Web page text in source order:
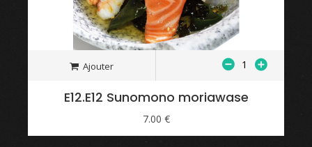
Ajouter
E12.E12 Sunomono moriawase
7.00 €